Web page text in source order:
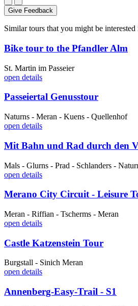
Give Feedback
Similar tours that you might be interested
Bike tour to the Pfandler Alm
St. Martin im Passeier
open details
Passeiertal Genusstour
Naturns - Meran - Kuens - Quellenhof
open details
Mit Bahn und Rad durch den
Mals - Glurns - Prad - Schlanders -
open details
Merano City Circuit - Leisure
Meran - Riffian - Tscherms - Meran
open details
Castle Katzenstein Tour
Burgstall - Sinich Meran
open details
Annenberg-Easy-Trail - S1